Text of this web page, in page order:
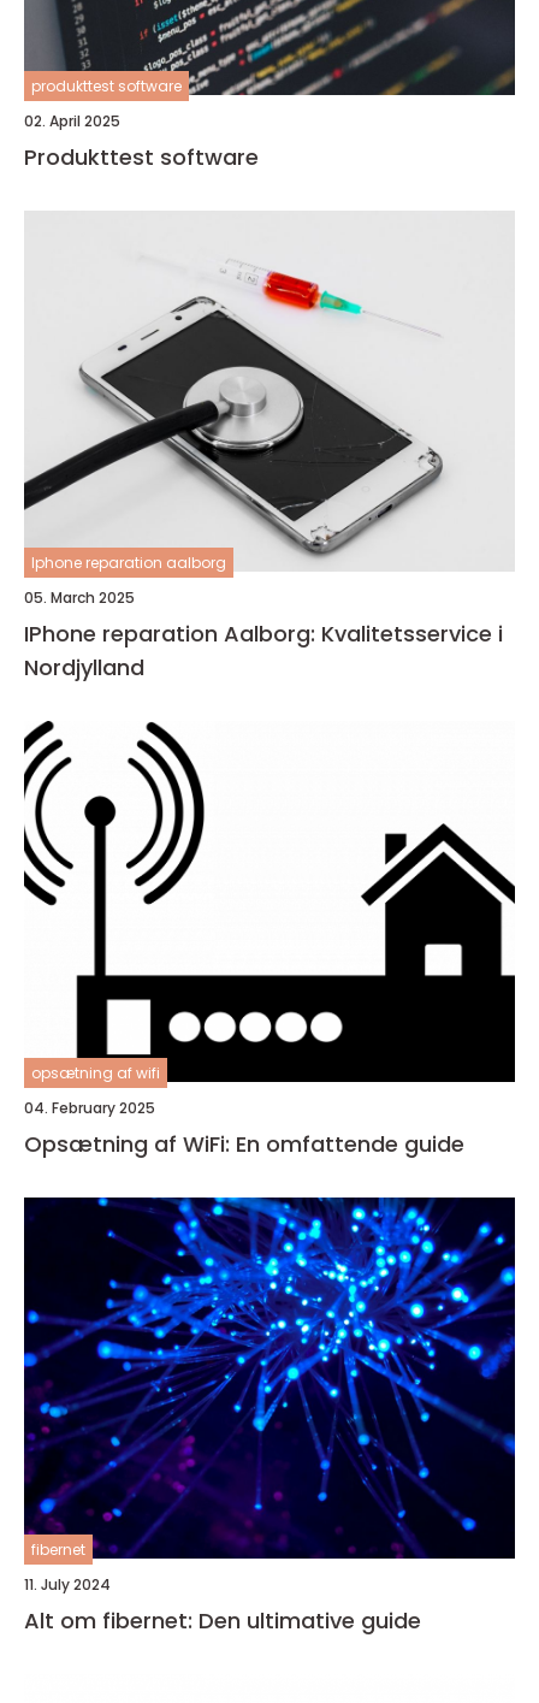
produkttest software
02. April 2025
Produkttest software
Iphone reparation aalborg
05. March 2025
IPhone reparation Aalborg: Kvalitetsservice i
Nordjylland
opsætning af wifi
04. February 2025
Opsætning af WiFi: En omfattende guide
fibernet
11. July 2024
Alt om fibernet: Den ultimative guide